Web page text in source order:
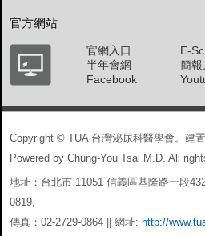
官方網站
官網入口
半年會網
Facebook
E-
簡報
Copyright © TUA 台灣泌尿科醫學會。建
Powered by Chung-You Tsai M.D. All
地址：台北市 11051 信義區基隆路一段
0819,
傳真：02-2729-0864 || 網址: http://